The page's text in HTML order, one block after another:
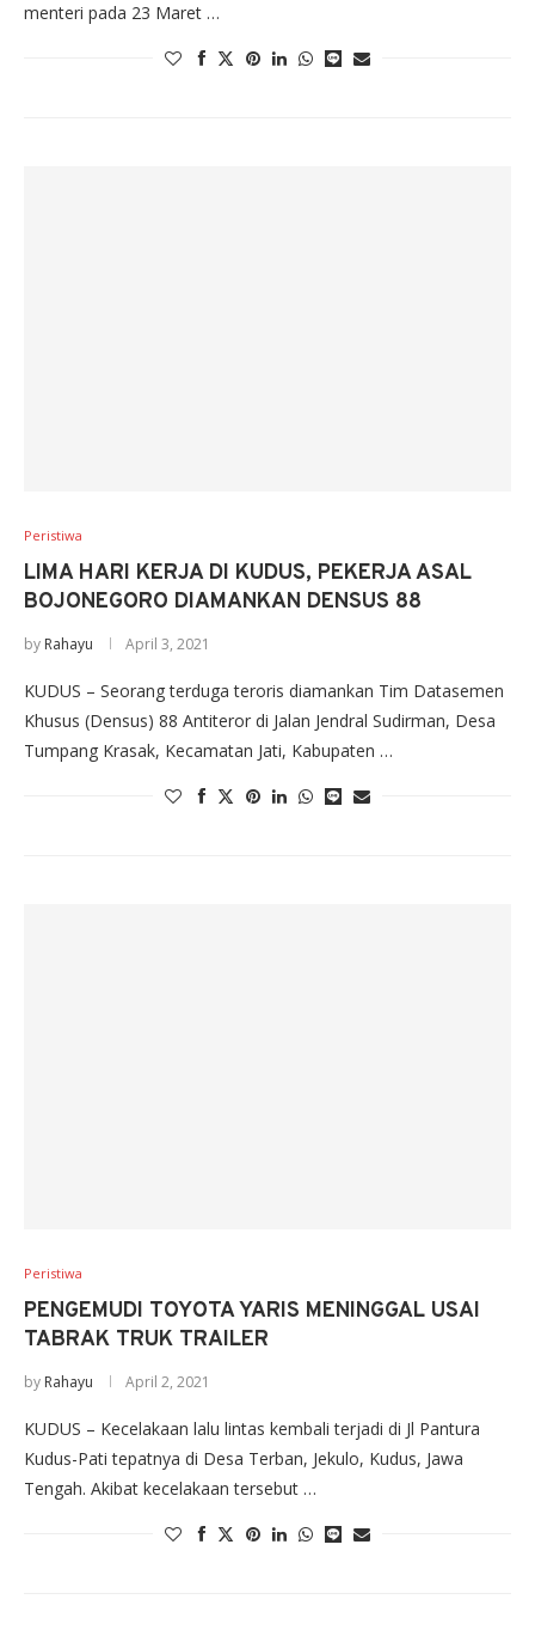
menteri pada 23 Maret …
Peristiwa
LIMA HARI KERJA DI KUDUS, PEKERJA ASAL
BOJONEGORO DIAMANKAN DENSUS 88
by Rahayu April 3, 2021
KUDUS – Seorang terduga teroris diamankan Tim Datasemen
Khusus (Densus) 88 Antiteror di Jalan Jendral Sudirman, Desa
Tumpang Krasak, Kecamatan Jati, Kabupaten …
Peristiwa
PENGEMUDI TOYOTA YARIS MENINGGAL USAI
TABRAK TRUK TRAILER
by Rahayu April 2, 2021
KUDUS – Kecelakaan lalu lintas kembali terjadi di Jl Pantura
Kudus-Pati tepatnya di Desa Terban, Jekulo, Kudus, Jawa
Tengah. Akibat kecelakaan tersebut …